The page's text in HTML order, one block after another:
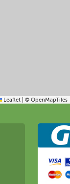
Leaflet © OpenMapTiles